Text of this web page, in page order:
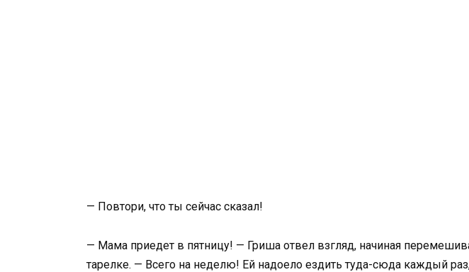
— Повтори, что ты сейчас сказал!
— Мама приедет в пятницу! — Гриша отвел взгляд, начиная
тарелке. — Всего на неделю! Ей надоело ездить туда-сюда каждый